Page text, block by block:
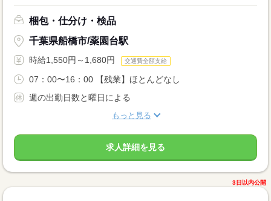
梱包・仕分け・検品
千葉県船橋市/薬園台駅
時給1,550円～1,680円 交通費全額支給
07：00〜16：00 【残業】ほとんどなし
週の出勤日数と曜日による
もっと見る
求人詳細を見る
3日以内公開